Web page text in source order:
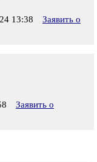
13:38
Заявить о
Заявить о